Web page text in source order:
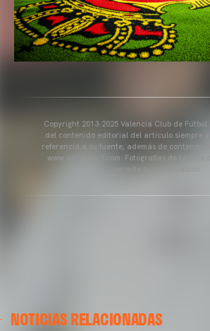
Copyright 2013-2025 Valencia Club de
del contenido editorial del artículo siempre
referencia a su fuente, además de contener
www.valenciacf.com. Fotografías de Lázaro
NOTICIAS RELACIONADAS
ENTRENAMIENTO DEL VALENCIA